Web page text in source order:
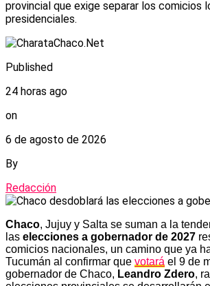
provincial que exige separar los comicios
presidenciales.
Published
24 horas ago
on
6 de agosto de 2026
By
Redacción
Chaco, Jujuy y Salta se suman a la
las elecciones a gobernador de 2027
comicios nacionales, un camino que ya
Tucumán al confirmar que votará el 9 de
gobernador de Chaco, Leandro Zdero,